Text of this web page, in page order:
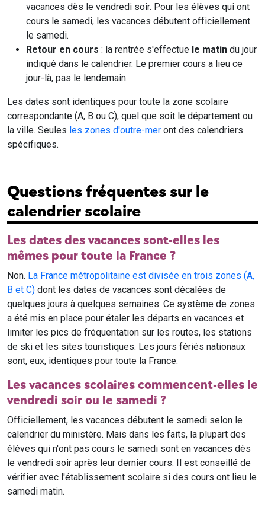
vacances dès le vendredi soir. Pour les élèves qui ont
cours le samedi, les vacances débutent officiellement
le samedi.
Retour en cours : la rentrée s'effectue le matin du jour
indiqué dans le calendrier. Le premier cours a lieu ce
jour-là, pas le lendemain.
Les dates sont identiques pour toute la zone scolaire
correspondante (A, B ou C), quel que soit le département ou
la ville. Seules les zones d'outre-mer ont des calendriers
spécifiques.
Questions fréquentes sur le
calendrier scolaire
Les dates des vacances sont-elles les
mêmes pour toute la France ?
Non. La France métropolitaine est divisée en trois zones (A,
B et C) dont les dates de vacances sont décalées de
quelques jours à quelques semaines. Ce système de zones
a été mis en place pour étaler les départs en vacances et
limiter les pics de fréquentation sur les routes, les stations
de ski et les sites touristiques. Les jours fériés nationaux
sont, eux, identiques pour toute la France.
Les vacances scolaires commencent-elles le
vendredi soir ou le samedi ?
Officiellement, les vacances débutent le samedi selon le
calendrier du ministère. Mais dans les faits, la plupart des
élèves qui n'ont pas cours le samedi sont en vacances dès
le vendredi soir après leur dernier cours. Il est conseillé de
vérifier avec l'établissement scolaire si des cours ont lieu le
samedi matin.